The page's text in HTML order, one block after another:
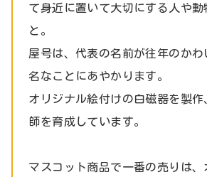
て身近に置いて大切にする人や動
と。
屋号は、代表の名前が往年のか
名なことにあやかります。
オリジナル絵付けの白磁器を製
師を育成しています。
マスコット商品で一番の売りは